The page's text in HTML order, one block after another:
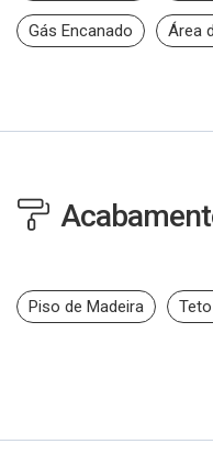
Gás Encanado Área
Piso de Madeira